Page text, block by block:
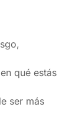
qué estás
ser más